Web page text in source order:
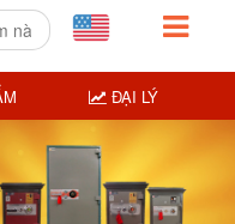
ĐẠI LÝ